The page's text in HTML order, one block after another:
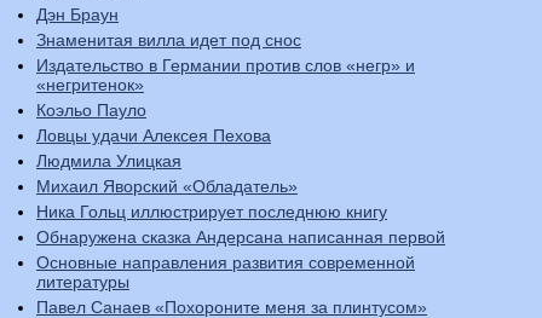
Дэн Браун
Знаменитая вилла идет под снос
Издательство в Германии против слов «негр» и
«негритенок»
Коэльо Пауло
Ловцы удачи Алексея Пехова
Людмила Улицкая
Михаил Яворский «Обладатель»
Ника Гольц иллюстрирует последнюю книгу
Обнаружена сказка Андерсана написанная первой
Основные направления развития современной
литературы
Павел Санаев «Похороните меня за плинтусом»